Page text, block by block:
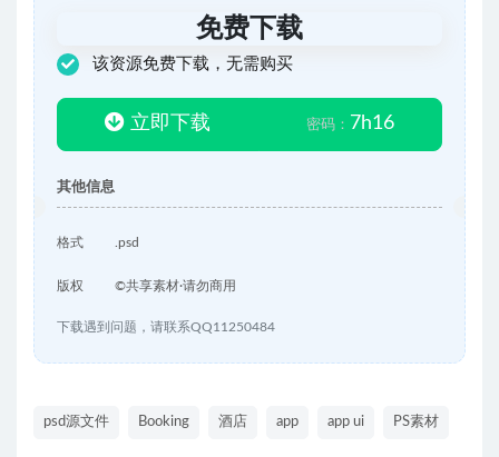
免费下载
该资源免费下载，无需购买
立即下载 密码： 7h16
其他信息
格式 .psd
版权 ©共享素材·请勿商用
下载遇到问题，请联系QQ11250484
psd源文件 Booking 酒店 app app ui PS素材